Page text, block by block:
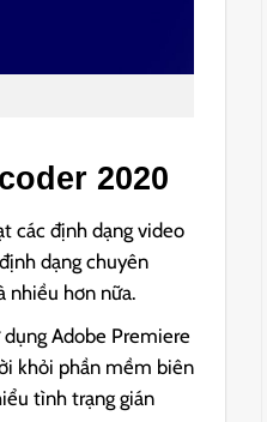
2020
các định dạng video
dạng chuyên
nhiều hơn nữa.
Adobe Premiere
khỏi phần mềm biên
tình trạng gián